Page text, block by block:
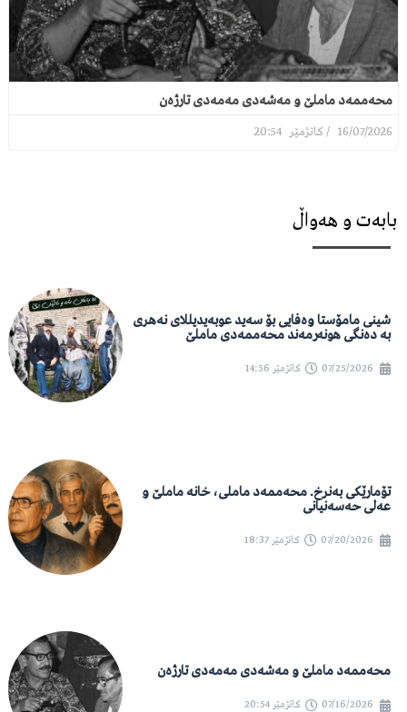
محەممەد ماملێ و مەشەدی مەمەدی تارژەن
16/07/2026
بابەت و هەواڵ
شینی مامۆستا وەفایی بۆ سەید عوبەیدیللای نەهری
بە دەنگی هونەرمەند محەممەدی ماملێ
07/25/2026 کاتژمێر 14:56
تۆمارێکی بەنرخ. محەممەد ماملی، خانە ماملێ و
عەلی حەسەنیانی
07/20/2026 کاتژمێر 18:37
محەممەد ماملێ و مەشەدی مەمەدی تارژەن
07/16/2026 کاتژمێر 20:54